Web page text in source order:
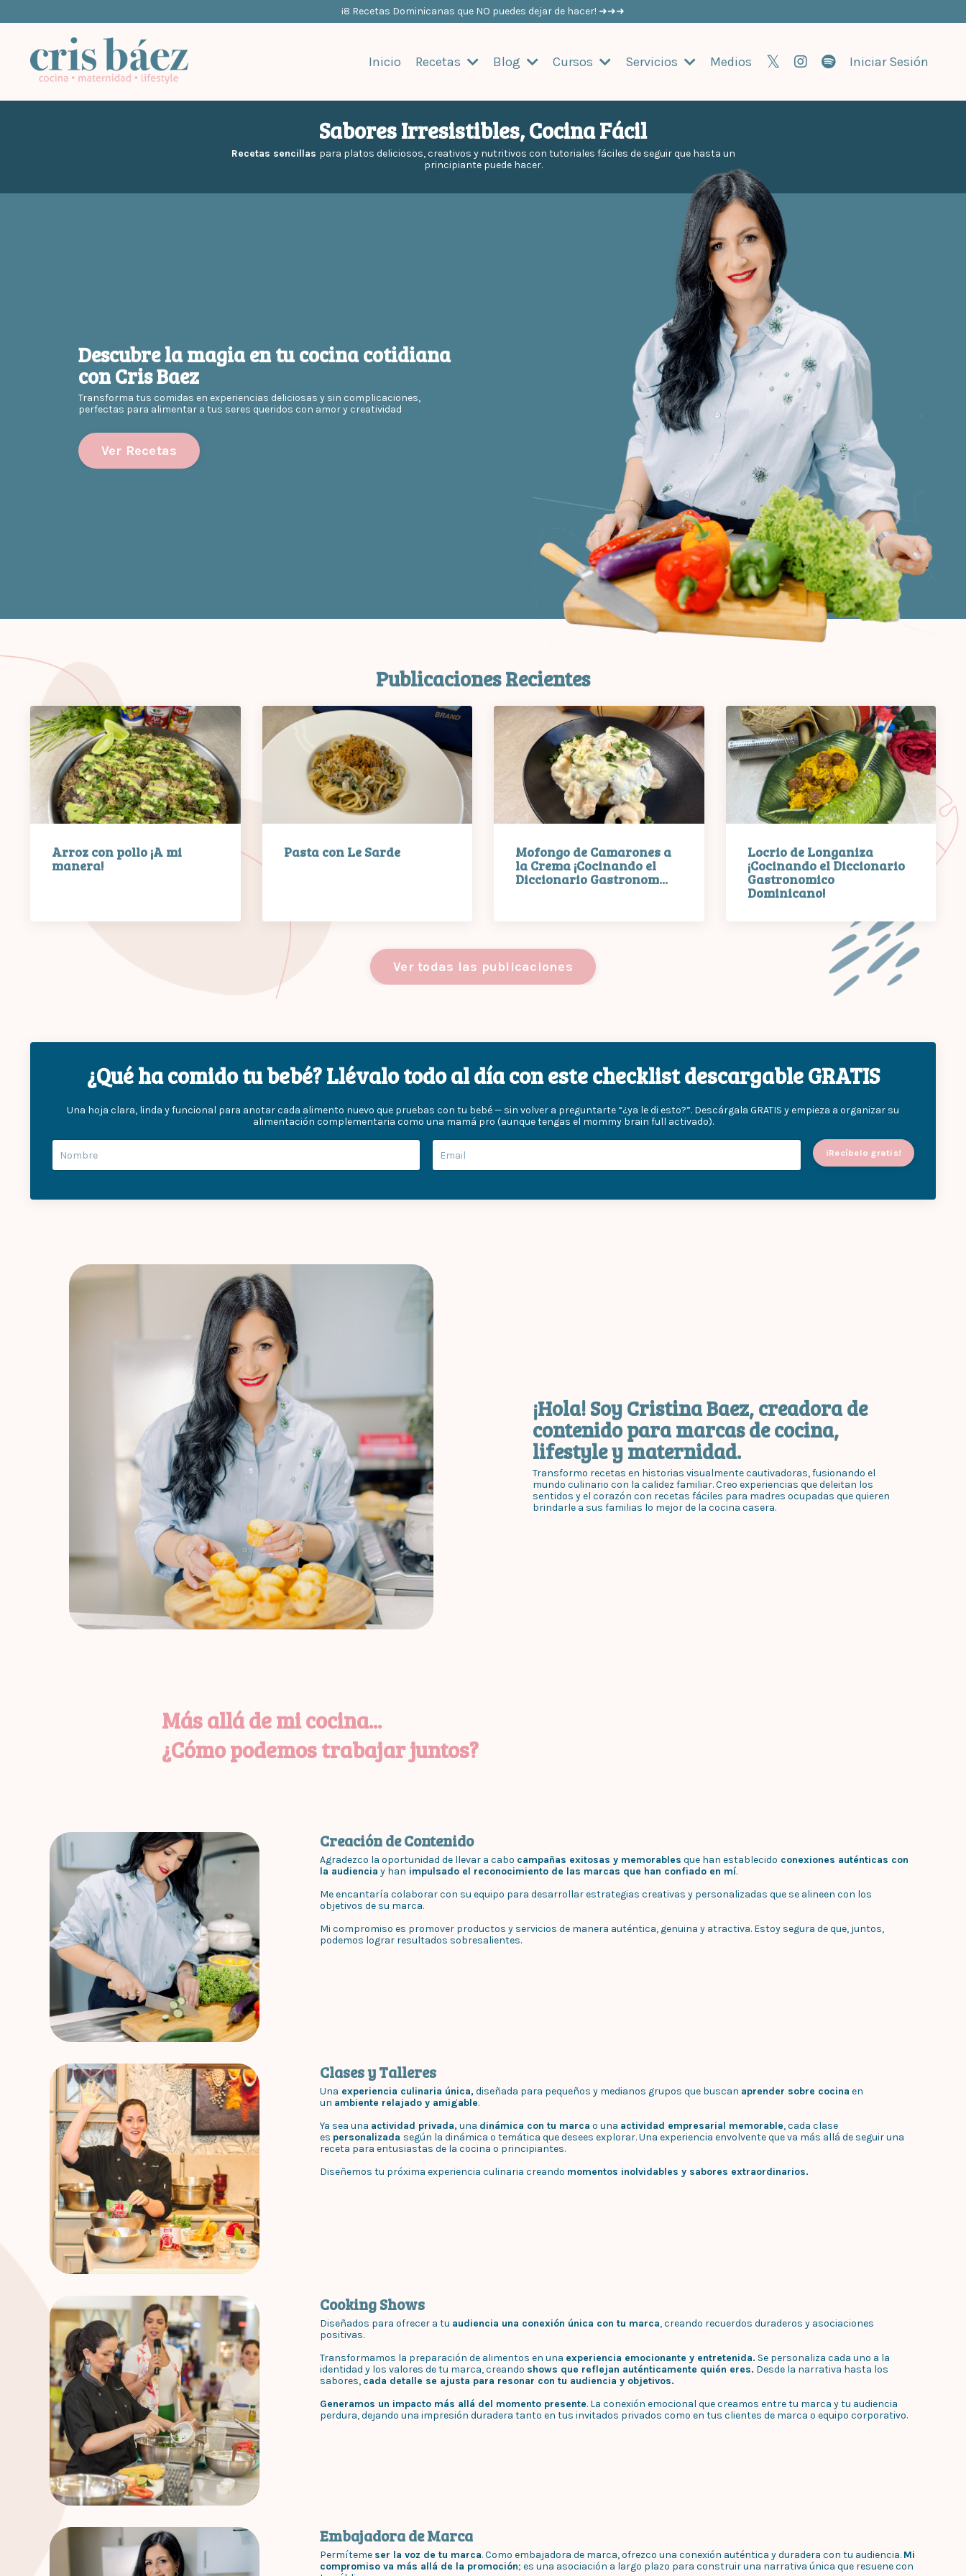
¡8 Recetas Dominicanas que NO puedes dejar de hacer! ➜➜➜
Inicio Recetas Blog Cursos Servicios Medios Iniciar Sesión
Sabores Irresistibles, Cocina Fácil
Recetas sencillas para platos deliciosos, creativos y nutritivos con tutoriales fáciles de seguir que hasta un
principiante puede hacer.
Descubre la magia en tu cocina cotidiana
con Cris Baez
Transforma tus comidas en experiencias deliciosas y sin complicaciones,
perfectas para alimentar a tus seres queridos con amor y creatividad
Ver Recetas
Publicaciones Recientes
Arroz con pollo ¡A mi
manera!
Pasta con Le Sarde Mofongo de Camarones a
la Crema ¡Cocinando el
Diccionario Gastronom...
Locrio de Longaniza
¡Cocinando el Diccionario
Gastronomico
Dominicano!
Ver todas las publicaciones
¿Qué ha comido tu bebé? Llévalo todo al día con este checklist descargable GRATIS
Una hoja clara, linda y funcional para anotar cada alimento nuevo que pruebas con tu bebé — sin volver a preguntarte “¿ya le di esto?”. Descárgala GRATIS y empieza a organizar su
alimentación complementaria como una mamá pro (aunque tengas el mommy brain full activado).
¡Recíbelo gratis!
¡Hola! Soy Cristina Baez, creadora de
contenido para marcas de cocina,
lifestyle y maternidad.
Transformo recetas en historias visualmente cautivadoras, fusionando el
mundo culinario con la calidez familiar. Creo experiencias que deleitan los
sentidos y el corazón con recetas fáciles para madres ocupadas que quieren
brindarle a sus familias lo mejor de la cocina casera.
Más allá de mi cocina...
¿Cómo podemos trabajar juntos?
Creación de Contenido
Agradezco la oportunidad de llevar a cabo campañas exitosas y memorables que han establecido conexiones auténticas con
la audiencia y han impulsado el reconocimiento de las marcas que han confiado en mí.
Me encantaría colaborar con su equipo para desarrollar estrategias creativas y personalizadas que se alineen con los
objetivos de su marca.
Mi compromiso es promover productos y servicios de manera auténtica, genuina y atractiva. Estoy segura de que, juntos,
podemos lograr resultados sobresalientes.
Clases y Talleres
Una experiencia culinaria única,diseñada para pequeños y medianos grupos que buscan aprender sobre cocina en
un ambiente relajado y amigable.
Ya sea una actividad privada,una dinámica con tu marca o una actividad empresarial memorable, cada clase
es personalizada según la dinámica o temática que desees explorar. Una experiencia envolvente que va más allá de seguir una
receta para entusiastas de la cocina o principiantes.
Diseñemos tu próxima experiencia culinaria creando momentos inolvidables y sabores extraordinarios.
Cooking Shows
Diseñados para ofrecer a tu audiencia una conexión única con tu marca, creando recuerdos duraderos y asociaciones
positivas.
Transformamos la preparación de alimentos en una experiencia emocionante y entretenida. Se personaliza cada uno a la
identidad y los valores de tu marca, creando shows que reflejan auténticamente quién eres. Desde la narrativa hasta los
sabores, cada detalle se ajusta para resonar con tu audiencia y objetivos.
Generamos un impacto más allá del momento presente. La conexión emocional que creamos entre tu marca y tu audiencia
perdura, dejando una impresión duradera tanto en tus invitados privados como en tus clientes de marca o equipo corporativo.
Embajadora de Marca
Permíteme ser la voz de tu marca. Como embajadora de marca, ofrezco una conexión auténtica y duradera con tu audiencia. Mi
compromiso va más allá de la promoción; es una asociación a largo plazo para construir una narrativa única que resuene con